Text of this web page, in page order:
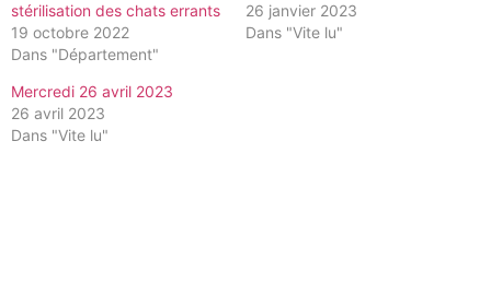
stérilisation des chats errants
19 octobre 2022
Dans "Département"
26 janvier 2023
Dans "Vite lu"
Mercredi 26 avril 2023
26 avril 2023
Dans "Vite lu"